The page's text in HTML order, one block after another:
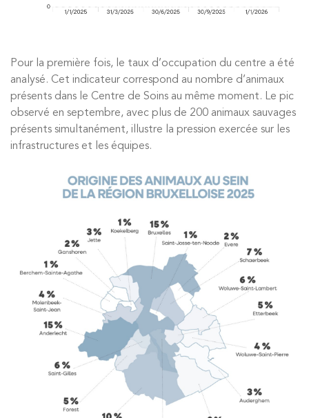
Pour la première fois, le taux d’occupation du centre a été
analysé. Cet indicateur correspond au nombre d’animaux
présents dans le Centre de Soins au même moment. Le pic
observé en septembre, avec plus de 200 animaux sauvages
présents simultanément, illustre la pression exercée sur les
infrastructures et les équipes.